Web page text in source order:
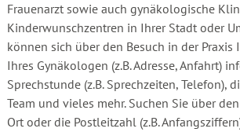
Frauenarzt sowie auch gynäkologische
Kinderwunschzentren in Ihrer Stadt oder
können sich über den Besuch in der
Ihres Gynäkologen (z.B. Adresse, Anfahrt)
Sprechstunde (z.B. Sprechzeiten, Telefon),
Team und vieles mehr. Suchen Sie über
Ort oder die Postleitzahl (z.B.